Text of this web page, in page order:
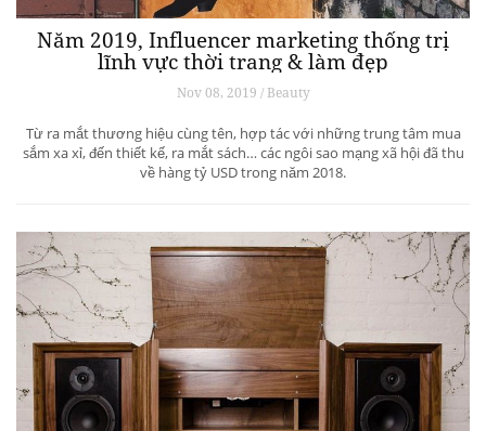
Năm 2019, Influencer marketing thống trị
lĩnh vực thời trang & làm đẹp
Nov 08, 2019 / Beauty
Từ ra mắt thương hiệu cùng tên, hợp tác với những trung tâm mua
sắm xa xỉ, đến thiết kế, ra mắt sách… các ngôi sao mạng xã hội đã thu
về hàng tỷ USD trong năm 2018.